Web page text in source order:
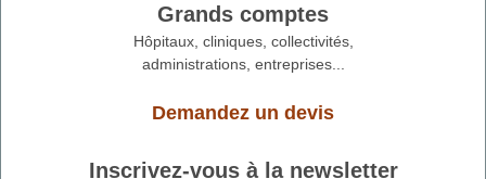
Grands comptes
Hôpitaux, cliniques, collectivités,
administrations, entreprises...
Demandez un devis
Inscrivez-vous à la newsletter